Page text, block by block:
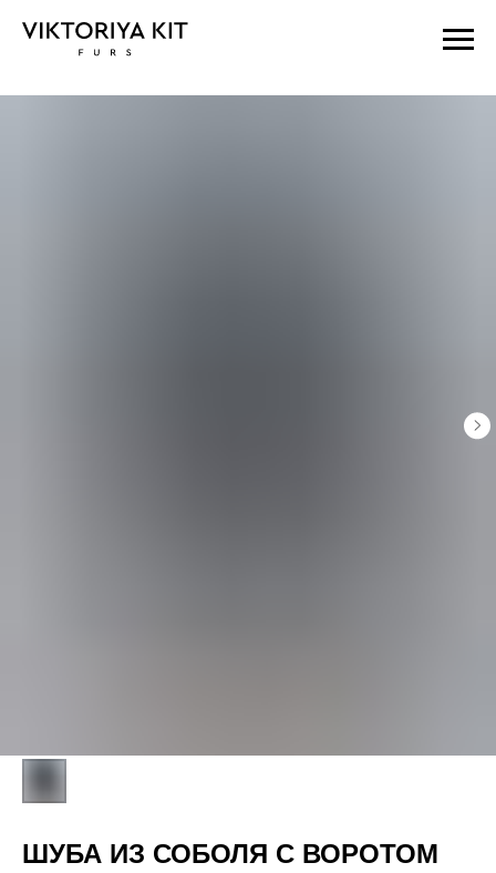
Главная sobol 110 140 Шуба из соболя с воротом шаль
ШУБА ИЗ СОБОЛЯ С ВОРОТОМ